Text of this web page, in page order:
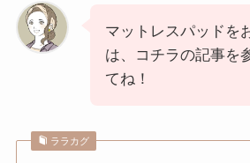
マットレスパッドを
は、コチラの記事を
てね！
ララカグ